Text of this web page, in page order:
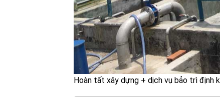
Hoàn tất xây dựng + dịch vụ bảo trì định